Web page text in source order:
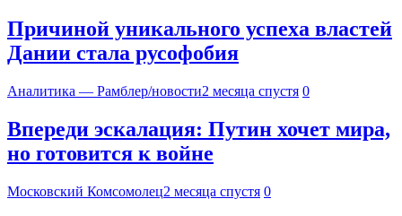
Причиной уникального успеха властей
Дании стала русофобия
Аналитика — Рамблер/новости2 месяца спустя 0
Впереди эскалация: Путин хочет мира,
но готовится к войне
Московский Комсомолец2 месяца спустя 0